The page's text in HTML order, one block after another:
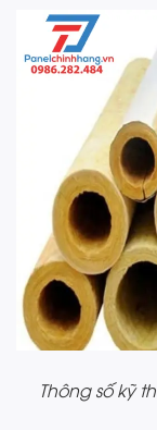
Thông số kỹ